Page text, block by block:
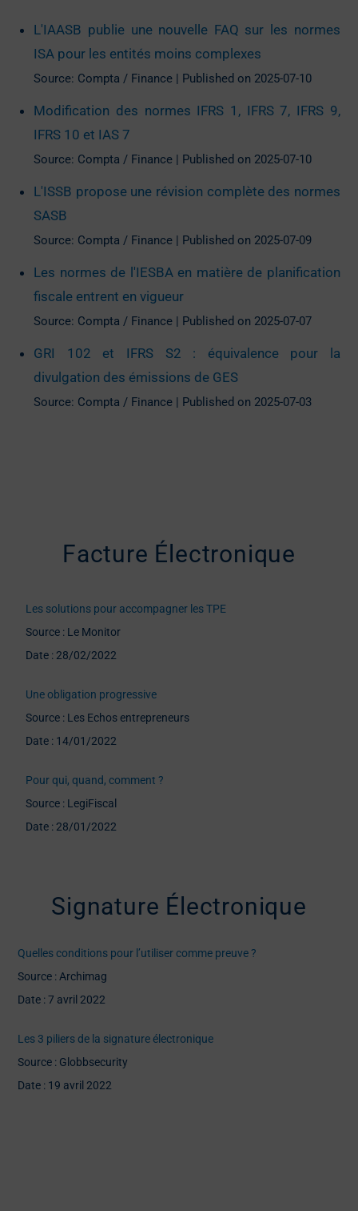
L'IAASB publie une nouvelle FAQ sur les normes
ISA pour les entités moins complexes
Source: Compta / Finance Published on 2025-07-10
Modification des normes IFRS 1, IFRS 7, IFRS 9,
IFRS 10 et IAS 7
Source: Compta / Finance Published on 2025-07-10
L'ISSB propose une révision complète des normes
SASB
Source: Compta / Finance Published on 2025-07-09
Les normes de l'IESBA en matière de planification
fiscale entrent en vigueur
Source: Compta / Finance Published on 2025-07-07
GRI 102 et IFRS S2 : équivalence pour la
divulgation des émissions de GES
Source: Compta / Finance Published on 2025-07-03
Facture Électronique
Les solutions pour accompagner les TPE
Source : Le Monitor
Date : 28/02/2022
Une obligation progressive
Source : Les Echos entrepreneurs
Date : 14/01/2022
Pour qui, quand, comment ?
Source : LegiFiscal
Date : 28/01/2022
Signature Électronique
Quelles conditions pour l’utiliser comme preuve ?
Source : Archimag
Date : 7 avril 2022
Les 3 piliers de la signature électronique
Source : Globbsecurity
Date : 19 avril 2022